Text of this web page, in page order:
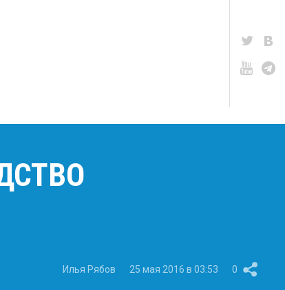
Илья Рябов 25 мая 2016 в 03:53 0